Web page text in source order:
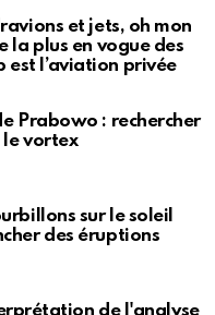
et jets, oh mon
la plus en vogue des
est l’aviation privée
Prabowo : rechercher
le vortex
sur le soleil
des éruptions
de l'analyse